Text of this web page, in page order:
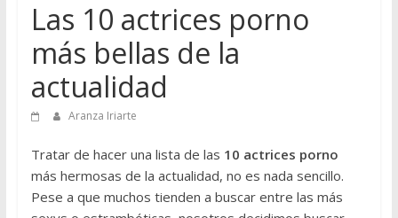
Las 10 actrices porno
más bellas de la
actualidad
Aranza Iriarte
Tratar de hacer una lista de las 10 actrices porno
más hermosas de la actualidad, no es nada sencillo.
Pese a que muchos tienden a buscar entre las más